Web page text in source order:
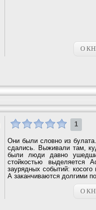
О
1
Они были словно из
сдались. Выживали там,
были люди давно
стойкостью выделяется
заурядных событий: косого
А заканчиваются долгими
О